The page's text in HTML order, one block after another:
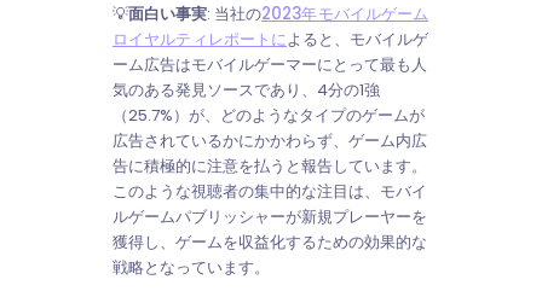
💡面白い事実: 当社の2023年モバイルゲーム
ロイヤルティレポートによると、モバイルゲ
ーム広告はモバイルゲーマーにとって最も人
気のある発見ソースであり、4分の1強
（25.7%）が、どのようなタイプのゲームが
広告されているかにかかわらず、ゲーム内広
告に積極的に注意を払うと報告しています。
このような視聴者の集中的な注目は、モバイ
ルゲームパブリッシャーが新規プレーヤーを
獲得し、ゲームを収益化するための効果的な
戦略となっています。